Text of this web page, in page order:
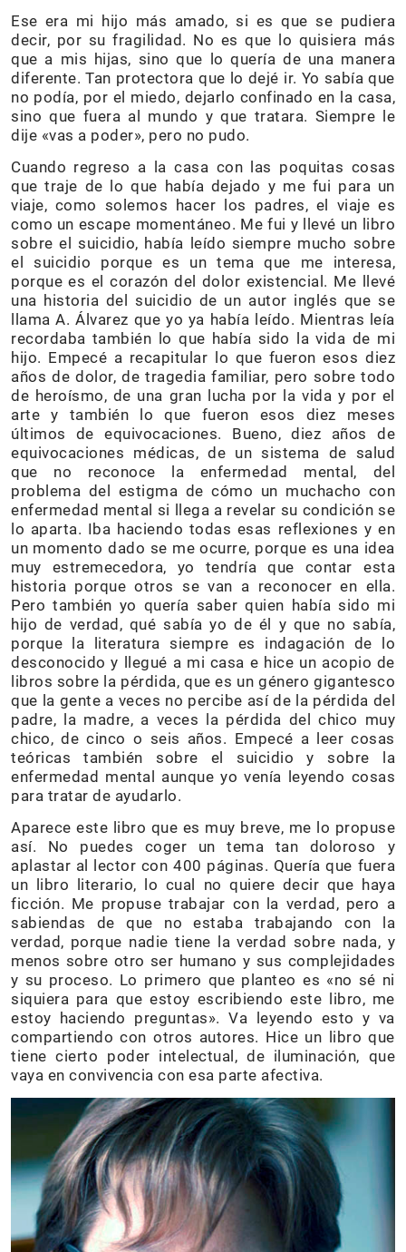
Ese era mi hijo más amado, si es que se pudiera
decir, por su fragilidad. No es que lo quisiera más
que a mis hijas, sino que lo quería de una manera
diferente. Tan protectora que lo dejé ir. Yo sabía que
no podía, por el miedo, dejarlo confinado en la casa,
sino que fuera al mundo y que tratara. Siempre le
dije «vas a poder», pero no pudo.
Cuando regreso a la casa con las poquitas cosas
que traje de lo que había dejado y me fui para un
viaje, como solemos hacer los padres, el viaje es
como un escape momentáneo. Me fui y llevé un libro
sobre el suicidio, había leído siempre mucho sobre
el suicidio porque es un tema que me interesa,
porque es el corazón del dolor existencial. Me llevé
una historia del suicidio de un autor inglés que se
llama A. Álvarez que yo ya había leído. Mientras leía
recordaba también lo que había sido la vida de mi
hijo. Empecé a recapitular lo que fueron esos diez
años de dolor, de tragedia familiar, pero sobre todo
de heroísmo, de una gran lucha por la vida y por el
arte y también lo que fueron esos diez meses
últimos de equivocaciones. Bueno, diez años de
equivocaciones médicas, de un sistema de salud
que no reconoce la enfermedad mental, del
problema del estigma de cómo un muchacho con
enfermedad mental si llega a revelar su condición se
lo aparta. Iba haciendo todas esas reflexiones y en
un momento dado se me ocurre, porque es una idea
muy estremecedora, yo tendría que contar esta
historia porque otros se van a reconocer en ella.
Pero también yo quería saber quien había sido mi
hijo de verdad, qué sabía yo de él y que no sabía,
porque la literatura siempre es indagación de lo
desconocido y llegué a mi casa e hice un acopio de
libros sobre la pérdida, que es un género gigantesco
que la gente a veces no percibe así de la pérdida del
padre, la madre, a veces la pérdida del chico muy
chico, de cinco o seis años. Empecé a leer cosas
teóricas también sobre el suicidio y sobre la
enfermedad mental aunque yo venía leyendo cosas
para tratar de ayudarlo.
Aparece este libro que es muy breve, me lo propuse
así. No puedes coger un tema tan doloroso y
aplastar al lector con 400 páginas. Quería que fuera
un libro literario, lo cual no quiere decir que haya
ficción. Me propuse trabajar con la verdad, pero a
sabiendas de que no estaba trabajando con la
verdad, porque nadie tiene la verdad sobre nada, y
menos sobre otro ser humano y sus complejidades
y su proceso. Lo primero que planteo es «no sé ni
siquiera para que estoy escribiendo este libro, me
estoy haciendo preguntas». Va leyendo esto y va
compartiendo con otros autores. Hice un libro que
tiene cierto poder intelectual, de iluminación, que
vaya en convivencia con esa parte afectiva.